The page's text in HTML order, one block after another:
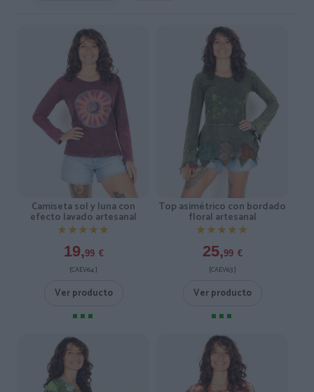
Camiseta sol y luna con
efecto lavado artesanal
★★★★★
★★★★★
19,99 €
[CAEV64 ]
Ver producto
Top asimétrico con bordado
floral artesanal
★★★★★
★★★★★
25,99 €
[CAEV63 ]
Ver producto